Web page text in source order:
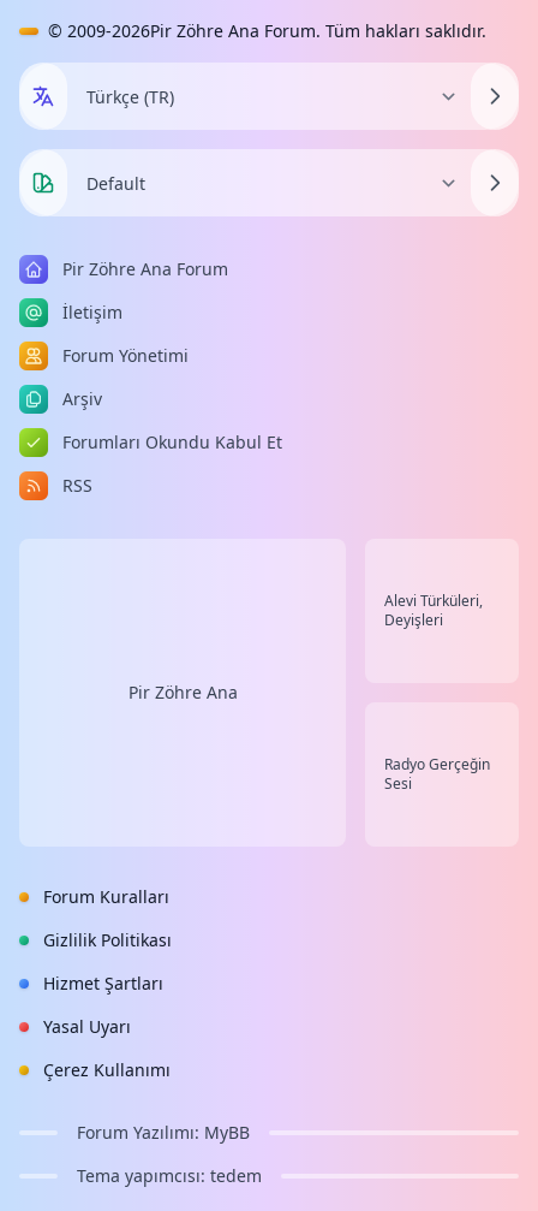
© 2009-2026Pir Zöhre Ana Forum. Tüm hakları saklıdır.
Pir Zöhre Ana Forum
İletişim
Forum Yönetimi
Arşiv
Forumları Okundu Kabul Et
RSS
Pir Zöhre Ana
Alevi Türküleri,
Deyişleri
Radyo Gerçeğin
Sesi
Forum Kuralları
Gizlilik Politikası
Hizmet Şartları
Yasal Uyarı
Çerez Kullanımı
Forum Yazılımı: MyBB
Tema yapımcısı: tedem